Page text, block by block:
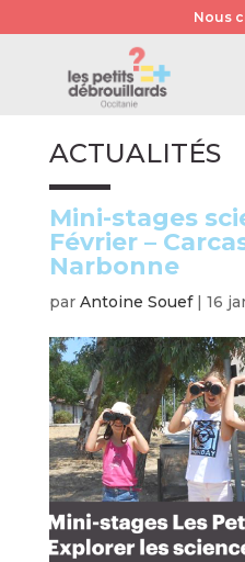
Nous
ACTUALITÉS
Mini-stages
Février –
Narbonne
par Antoine Souef| 16